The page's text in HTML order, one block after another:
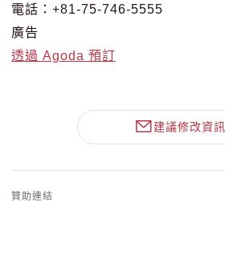
電話：+81-75-746-5555
廣告
透過 Agoda 預訂
建議修改資訊
贊助連結